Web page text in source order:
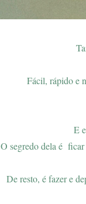
Fácil, rápido e
E
O segredo dela é ficar
De resto, é fazer e